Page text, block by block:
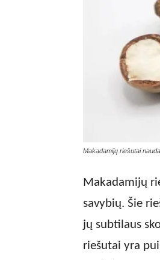
Makadamijų riešutai
Makadamijų
savybių. Šie
jų subtilaus
riešutai yra